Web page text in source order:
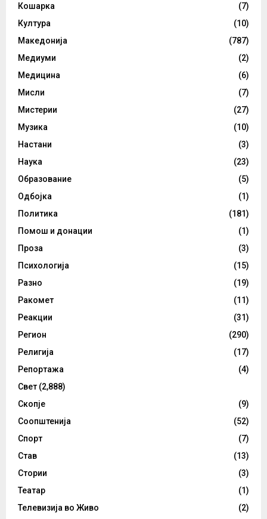
Кошарка
(7)
Култура
(10)
Македонија
(787)
Медиуми
(2)
Медицина
(6)
Мисли
(7)
Мистерии
(27)
Музика
(10)
Настани
(3)
Наука
(23)
Образование
(5)
Одбојка
(1)
Политика
(181)
Помош и донации
(1)
Проза
(3)
Психологија
(15)
Разно
(19)
Ракомет
(11)
Реакции
(31)
Регион
(290)
Религија
(17)
Репортажа
(4)
Свет (2,888)
Скопје
(9)
Соопштенија
(52)
Спорт
(7)
Став
(13)
Стории
(3)
Театар
(1)
Телевизија во Живо
(2)